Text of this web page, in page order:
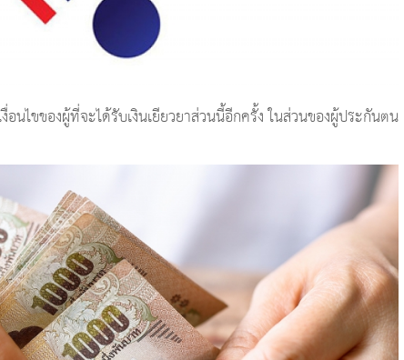
อนไขของผู้ที่จะได้รับเงินเยียวยาส่วนนี้อีกครั้ง ในส่วนของผู้ประกันตน